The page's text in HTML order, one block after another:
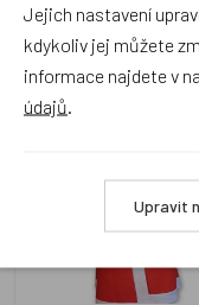
Karnevalový
Jejich nastavení
kdykoliv jej můžete
informace najdete v
údajů
Upravit